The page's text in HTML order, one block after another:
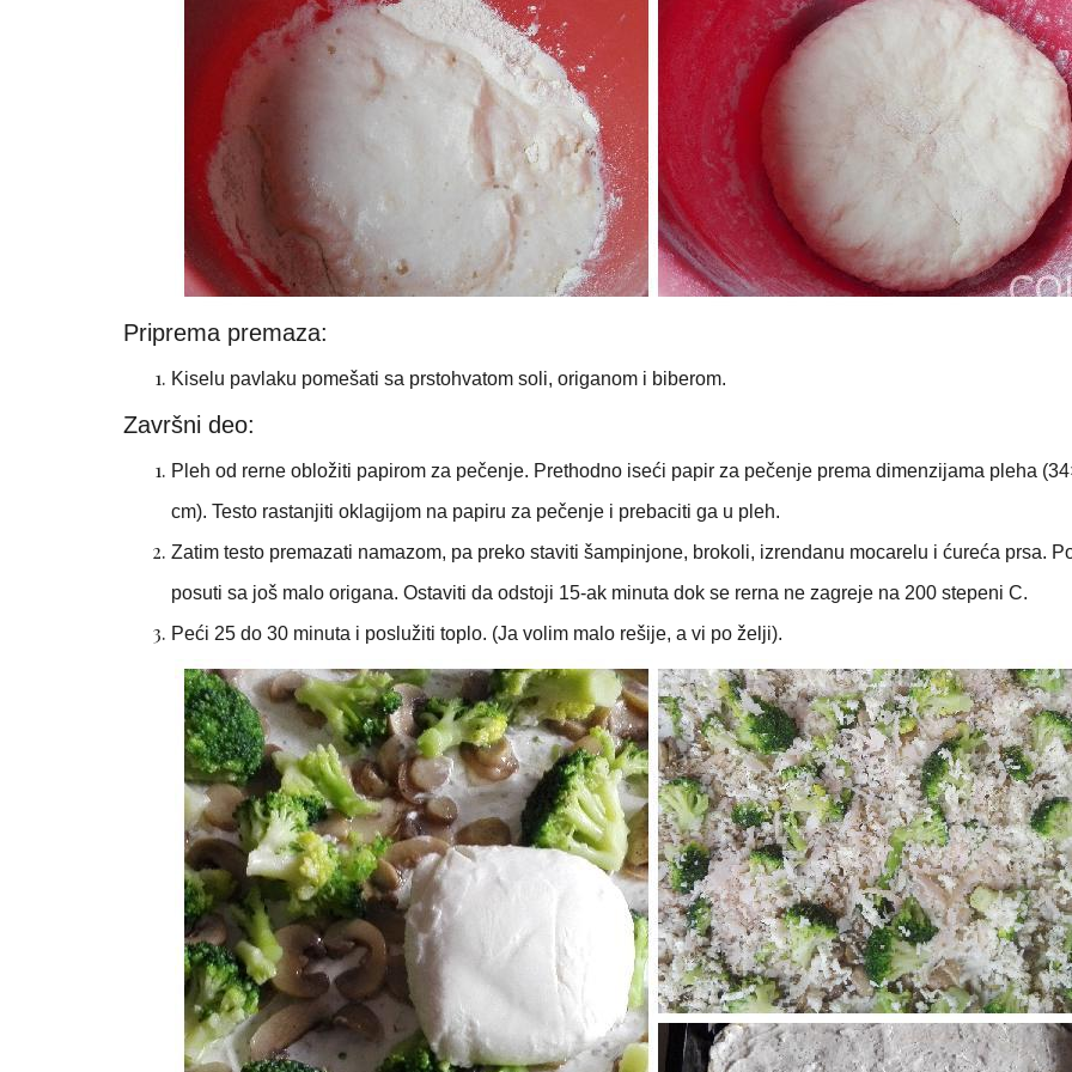
Priprema premaza:
Kiselu pavlaku pomešati sa prstohvatom soli, origanom i biberom.
Završni deo:
Pleh od rerne obložiti papirom za pečenje. Prethodno iseći papir za pečenje prema dimenzijama pleha
cm). Testo rastanjiti oklagijom na papiru za pečenje i prebaciti ga u pleh.
Zatim testo premazati namazom, pa preko staviti šampinjone, brokoli, izrendanu mocarelu i ćureća prsa.
posuti sa još malo origana. Ostaviti da odstoji 15-ak minuta dok se rerna ne zagreje na 200 stepeni C.
Peći 25 do 30 minuta i poslužiti toplo. (Ja volim malo rešije, a vi po želji).